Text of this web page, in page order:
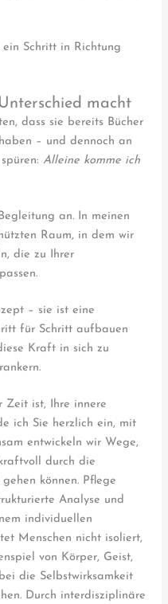
Schritt in Richtung
macht
dass sie bereits Bücher
– und dennoch an
spüren:Alleine komme ich
an. In meinen
Raum, in dem wir
die zu Ihrer
– sie ist eine
für Schritt aufbauen
Kraft in sich zu
Zeit ist, Ihre innere
ich Sie herzlich ein, mit
entwickeln wir Wege,
durch die
können. Pflege
Analyse und
individuellen
Menschen nicht isoliert,
von Körper, Geist,
die Selbstwirksamkeit
Durch interdisziplinäre